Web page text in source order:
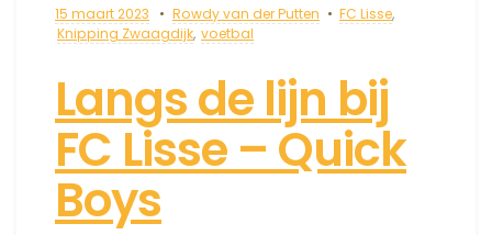
15 maart 2023 Rowdy van der Putten FC Lisse,
Knipping Zwaagdijk, voetbal
Langs de lijn bij
FC Lisse – Quick
Boys